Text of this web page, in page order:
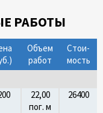
РАБОТЫ
Объем
работ
Стои­
мость
22,00
пог. м
26400